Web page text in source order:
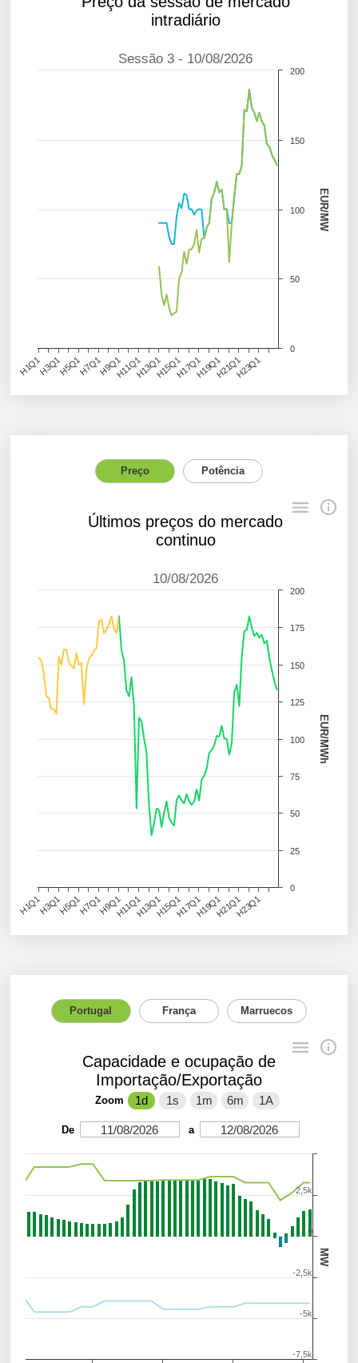
EUR/MW
intradiário
Sessão 3 - 10/08/2026
0
50
100
150
200
H1Q1H3Q1H5Q1H7Q1H9Q1H11Q1H13Q1H15Q1H17Q1H19Q1H21Q1H23Q1
Preço Potência
EUR/MWh
Últimos preços do mercado
continuo
10/08/2026
0
25
50
75
100
125
150
175
200
H1Q1H3Q1H5Q1H7Q1H9Q1H11Q1H13Q1H15Q1H17Q1H19Q1H21Q1H23Q1
Portugal França Marruecos
MW
Capacidade e ocupação de
Importação/Exportação
Zoom 1d 1s 1m 6m 1A
De 11/08/2026 a 12/08/2026
-7,5k
-5k
-2,5k
0
2,5k